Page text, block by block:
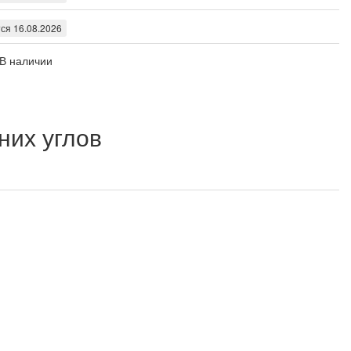
16.08.2026
В наличии
углов